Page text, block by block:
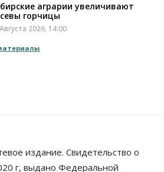
аграрии увеличивают
горчицы
2026, 14:00
машины на прикол»
Августа 2026, 13:00
издание. Свидетельство о
г, выдано Федеральной